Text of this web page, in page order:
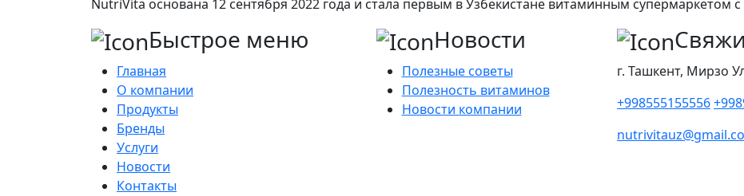
NutriVita основана 12 сентября 2022 года и стала первым в Узбекистане витаминным супермаркетом
Быстрое меню
Главная
О компании
Продукты
Бренды
Услуги
Новости
Контакты
Новости
Полезные советы
Полезность витаминов
Новости компании
г. Ташкент, Мирзо
+998555155556